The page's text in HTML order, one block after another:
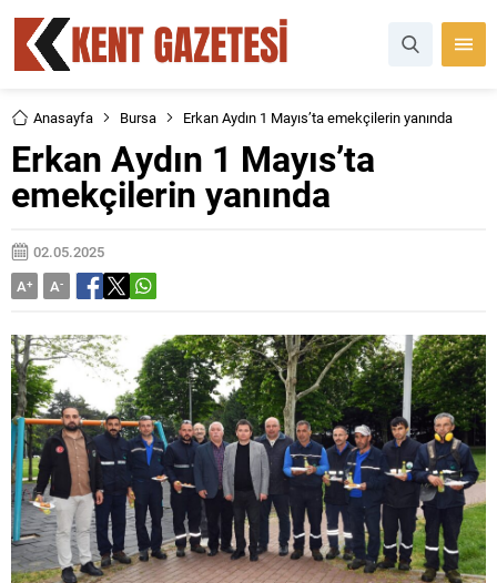
Anasayfa Bursa Erkan Aydın 1 Mayıs’ta emekçilerin yanında
Erkan Aydın 1 Mayıs’ta
emekçilerin yanında
02.05.2025
A+ A-